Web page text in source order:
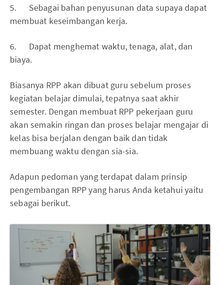
5. Sebagai bahan penyusunan data supaya dapat
membuat keseimbangan kerja.
6. Dapat menghemat waktu, tenaga, alat, dan
biaya.
Biasanya RPP akan dibuat guru sebelum proses
kegiatan belajar dimulai, tepatnya saat akhir
semester. Dengan membuat RPP pekerjaan guru
akan semakin ringan dan proses belajar mengajar di
kelas bisa berjalan dengan baik dan tidak
membuang waktu dengan sia-sia.
Adapun pedoman yang terdapat dalam prinsip
pengembangan RPP yang harus Anda ketahui yaitu
sebagai berikut.